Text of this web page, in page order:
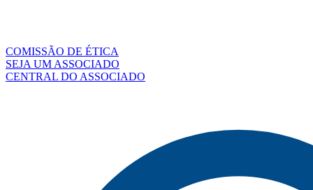
COMISSÃO DE ÉTICA
SEJA UM ASSOCIADO
CENTRAL DO ASSOCIADO